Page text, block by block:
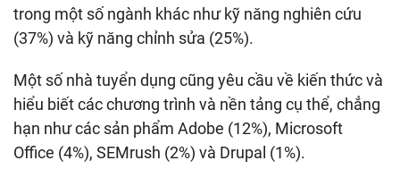
trong một số ngành khác như kỹ năng nghiên cứu
(37%) và kỹ năng chỉnh sửa (25%).
Một số nhà tuyển dụng cũng yêu cầu về kiến thức và
hiểu biết các chương trình và nền tảng cụ thể, chẳng
hạn như các sản phẩm Adobe (12%), Microsoft
Office (4%), SEMrush (2%) và Drupal (1%).